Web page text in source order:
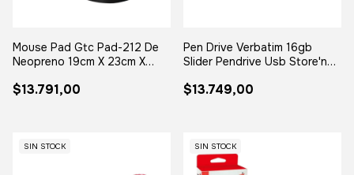
Mouse Pad Gtc Pad-212 De
Neopreno 19cm X 23cm X
$13.791,00
Pen Drive Verbatim 16gb
Slider Pendrive Usb Store'n
$13.749,00
SIN STOCK SIN STOCK